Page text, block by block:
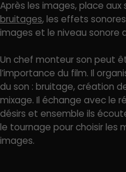
Après les images, place aux
bruitages, les effets
images et le niveau sonore
Un chef monteur son peut
l’importance du film. Il
du son : bruitage, création
mixage. Il échange avec le
désirs et ensemble ils
le tournage pour choisir les
images.